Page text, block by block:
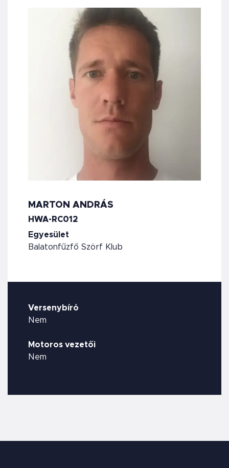
MARTON ANDRÁS
HWA-RC012
Egyesület
Balatonfűzfő Szörf Klub
Versenybíró
Nem
Motoros vezetői
Nem